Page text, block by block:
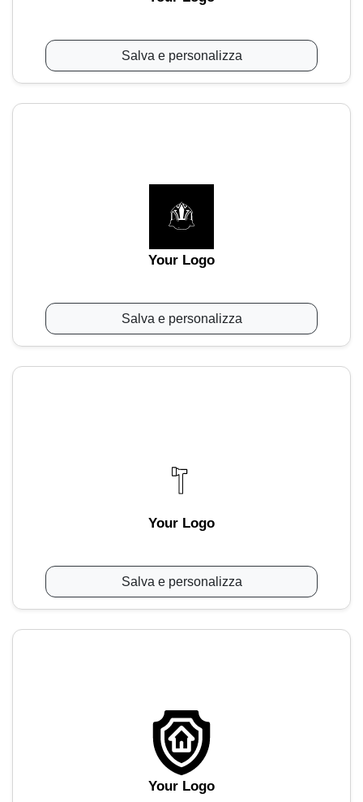
Salva e personalizza
Your Logo
Salva e personalizza
Your Logo
Salva e personalizza
Your Logo